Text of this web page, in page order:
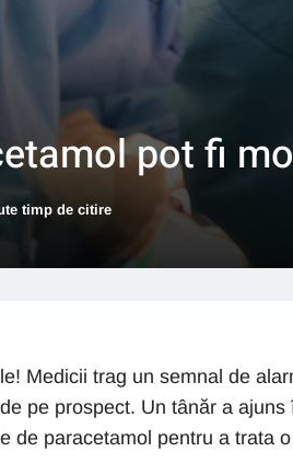
pot fi
timp de citire
Medicii trag un semnal de
pe prospect. Un tânăr a ajuns
de paracetamol pentru a trata